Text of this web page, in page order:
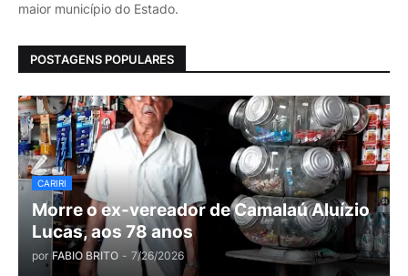
maior município do Estado.
POSTAGENS POPULARES
CARIRI
Morre o ex-vereador de Camalaú Aluízio
Lucas, aos 78 anos
por FABIO BRITO - 7/26/2026